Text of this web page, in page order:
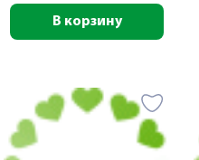
В корзину